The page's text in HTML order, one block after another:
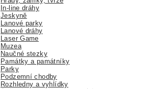
In-line dráhy
Jeskyně
Lanové parky
Lanové dráhy
Laser Game
Muzea
Naučné stezky
Památky a památníky
Parky
Podzemní chodby
Rozhledny a vyhlídky